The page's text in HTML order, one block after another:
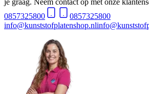
je graag. Neem contact op met onze
0857325800
0857325800
info@kunststofplatenshop.nl